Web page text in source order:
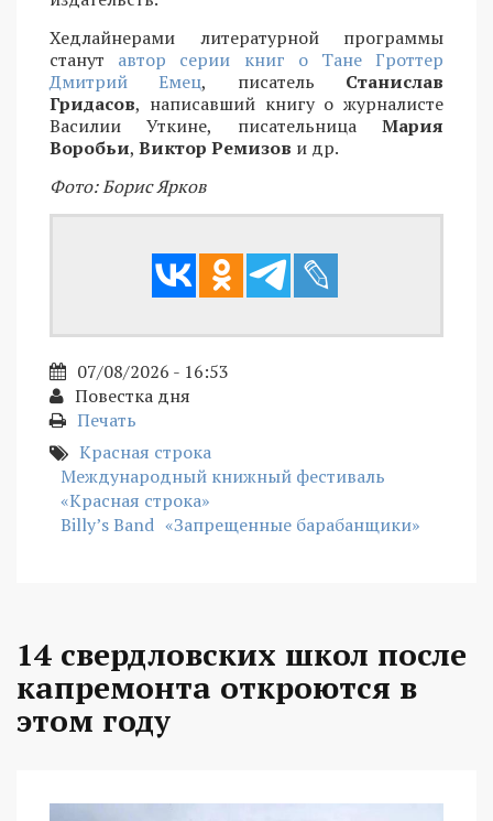
Хедлайнерами литературной программы
станут автор серии книг о Тане Гроттер
Дмитрий Емец, писатель Станислав
Гридасов, написавший книгу о журналисте
Василии Уткине, писательница Мария
Воробьи, Виктор Ремизов и др.
Фото: Борис Ярков
07/08/2026 - 16:53
Повестка дня
Печать
Красная строка
Международный книжный фестиваль
«Красная строка»
Billy’s Band «Запрещенные барабанщики»
14 свердловских школ после
капремонта откроются в
этом году